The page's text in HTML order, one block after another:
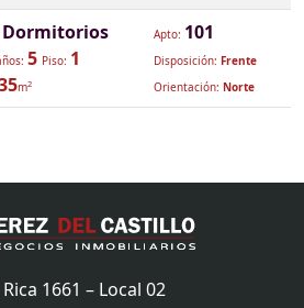
Dormitorios
5 Piso: 1
m2
Apto: 101
Disposición: Frente
Orientación: Norte
1661 – Local 02